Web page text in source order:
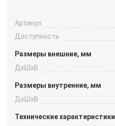
Артикул
Доступность
Размеры внешние, мм
ДxШxВ
Размеры внутренние, мм
ДxШxВ
Технические характеристики